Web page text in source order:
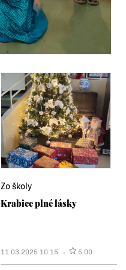
Zo školy
Krabice plné lásky
11.03.2025 10:15 5.00